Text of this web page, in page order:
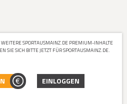
SPORTAUSMAINZ.DE PREMIUM-INHALTE
SIE SICH BITTE JETZT FÜR SPORTAUSMAINZ.DE.
EINLOGGEN